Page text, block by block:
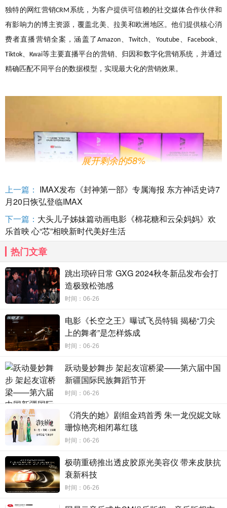
独特的网红营销CRM 系统，为客户提供可信赖的社交媒体合作伙伴和
有影响力的博主资源，覆盖北美、拉美和欧洲地区。他们提供核心消
费者直播营销全案，涵盖了 Amazon、Twitch Youtube、 Facebook、
Tiktok 、Kwai等主要直播平台的营销、归因和数字化营销系统，并通过
精确匹配不同平台的数据模型，实现最大化的营销效果。
成立于 2022年的Firing Horse总部位于香港，同时在美国洛杉矶设
有办事处。该公司的创始团队汇集了来自中、美、欧、拉美等多个国
家和地区的DTC、 SEO KOL 以及广告流量营销专家，拥有长达
年的
出海行业经验。他们成功孵化了各行各业的新锐品牌和老牌品牌，助
力这些品牌在全球范围内再次出海，开展直播营销活动。
展开剩余的58%
上一篇： IMAX发布《封神第一部》专属海报 东方神话史诗7
月20日恢弘登临IMAX
下一篇： 大头儿子姊妹篇动画电影《棉花糖和云朵妈妈》欢
乐首映 心“芯”相映新时代美好生活
热门文章
跳出琐碎日常 GXG 2024秋冬新品发布会打
造极致松弛感
时间：06-26
电影《长空之王》曝试飞员特辑 揭秘“刀尖
上的舞者”是怎样炼成
时间：06-26
跃动曼妙舞步 架起友谊桥梁——第六届中国
新疆国际民族舞蹈节开
时间：06-26
《消失的她》剧组金鸡首秀 朱一龙倪妮文咏
珊惊艳亮相闭幕红毯
时间：06-26
极萌重磅推出透皮胶原光美容仪 带来皮肤抗
衰新科技
时间：06-26